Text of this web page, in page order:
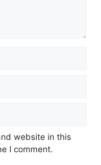
website in this
I comment.